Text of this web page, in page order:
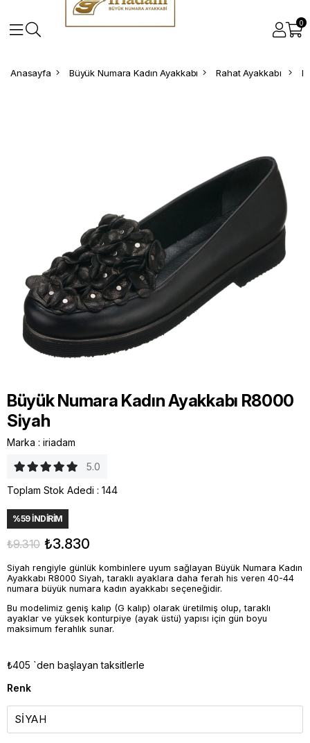
0
Anasayfa Büyük Numara Kadın Ayakkabı Rahat Ayakkabı
Büyük Numara Kadın Ayakkabı R8000
Siyah
Marka : iriadam
5.0
Toplam Stok Adedi : 144
%59İNDIRIM
₺9.310 ₺3.830
Siyah rengiyle günlük kombinlere uyum sağlayan Büyük Numara Kadın
Ayakkabı R8000 Siyah, taraklı ayaklara daha ferah his veren 40-44
numara büyük numara kadın ayakkabı seçeneğidir.
Bu modelimiz geniş kalıp (G kalıp) olarak üretilmiş olup, taraklı
ayaklar ve yüksek konturpiye (ayak üstü) yapısı için gün boyu
maksimum ferahlık sunar.
₺405 `den başlayan taksitlerle
Renk